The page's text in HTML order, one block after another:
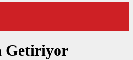
Getiriyor